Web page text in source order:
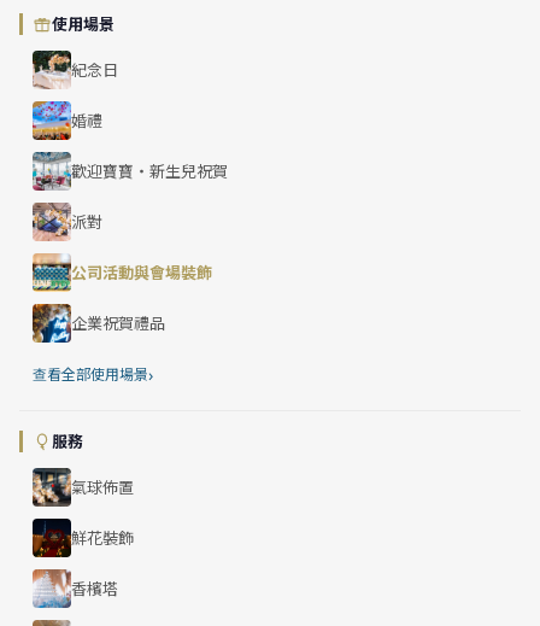
使用場景
紀念日
婚禮
歡迎寶寶・新生兒祝賀
派對
公司活動與會場裝飾
企業祝賀禮品
查看全部使用場景›
服務
氣球佈置
鮮花裝飾
香檳塔